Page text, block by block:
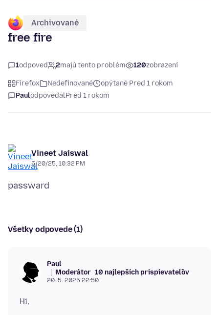
Archivované
free fire
1odpoveď 2majú tento problém 120zobrazení
Firefox Nedefinované
opýtané Pred 1 rokom
PaulodpovedalPred 1 rokom
Vineet Jaiswal
5/20/25, 10:32 PM
Všetky odpovede (1)
Paul
Moderátor 10 najlepších prispievateľov
20. 5. 2025 22:50